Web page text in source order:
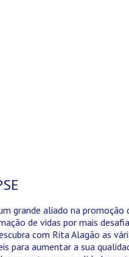
grande aliado na promoção
de vidas por mais
com Rita Alagão as
para aumentar a sua